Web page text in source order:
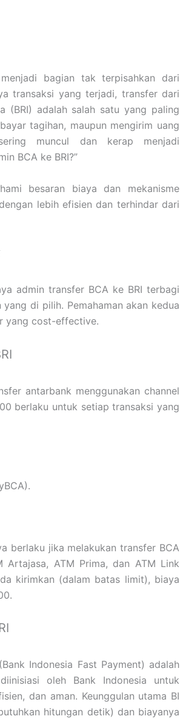
bagian tak terpisahkan dari
transaksi yang terjadi, transfer dari
(BRI) adalah salah satu yang paling
tagihan, maupun mengirim uang
muncul dan kerap menjadi
BCA ke BRI?”
besaran biaya dan mekanisme
lebih efisien dan terhindar dari
admin transfer BCA ke BRI terbagi
di pilih. Pemahaman akan kedua
yang cost-effective.
antarbank menggunakan channel
berlaku untuk setiap transaksi yang
berlaku jika melakukan transfer BCA
Artajasa, ATM Prima, dan ATM Link
kirimkan (dalam batas limit), biaya
Indonesia Fast Payment) adalah
oleh Bank Indonesia untuk
dan aman. Keunggulan utama BI
hitungan detik) dan biayanya